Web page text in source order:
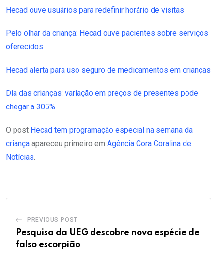
Hecad ouve usuários para redefinir horário de visitas
Pelo olhar da criança: Hecad ouve pacientes sobre serviços
oferecidos
Hecad alerta para uso seguro de medicamentos em crianças
Dia das crianças: variação em preços de presentes pode
chegar a 305%
O post Hecad tem programação especial na semana da
criança apareceu primeiro em Agência Cora Coralina de
Notícias.
PREVIOUS POST
Pesquisa da UEG descobre nova espécie de
falso escorpião